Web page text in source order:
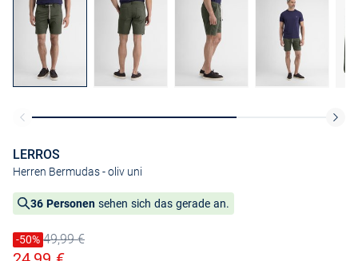
LERROS
Herren Bermudas- oliv uni
36 Personen sehen sich das gerade an.
Preis reduziert um
-50%
Alter Preis49,99 €